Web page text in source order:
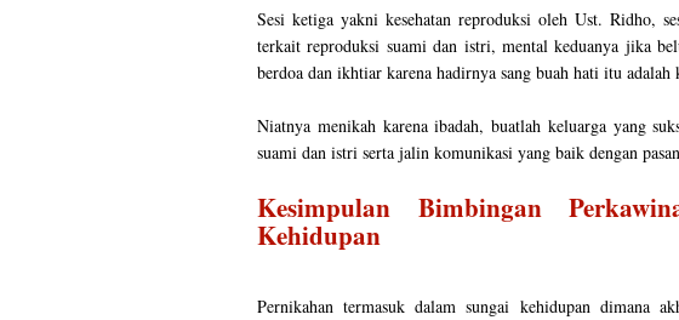
Sesi ketiga yakni kesehatan reproduksi oleh Ust. Ridho,
terkait reproduksi suami dan istri, mental keduanya jika
berdoa dan ikhtiar karena hadirnya sang buah hati itu
Niatnya menikah karena ibadah, buatlah keluarga yang
suami dan istri serta jalin komunikasi yang baik dengan
Kesimpulan Bimbingan
Kehidupan
Pernikahan termasuk dalam sungai kehidupan dimana